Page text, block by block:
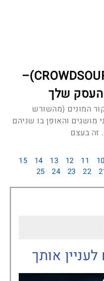
מיקור המונים (CROWDSOURCING)–
העסק שלך
המונים (מהשורש
והאופן בו שניהם
זה בעצם
10
11
12
13
14
15
22
23
24
25
אותך